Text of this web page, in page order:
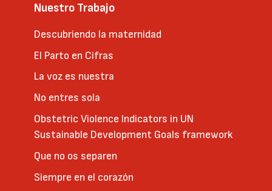
Nuestro Trabajo
Descubriendo la maternidad
El Parto en Cifras
La voz es nuestra
No entres sola
Obstetric Violence Indicators in UN
Sustainable Development Goals framework
Que no os separen
Siempre en el corazón